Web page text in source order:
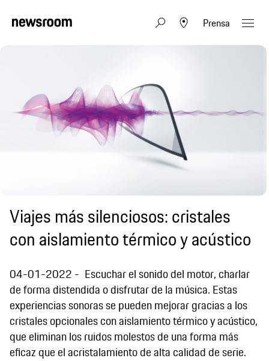
Prensa
Viajes más silenciosos: cristales
con aislamiento térmico y acústico
04-01-2022
Escuchar el sonido del motor, charlar
de forma distendida o disfrutar de la música. Estas
experiencias sonoras se pueden mejorar gracias a los
cristales opcionales con aislamiento térmico y acústico,
que eliminan los ruidos molestos de una forma más
eficaz que el acristalamiento de alta calidad de serie.